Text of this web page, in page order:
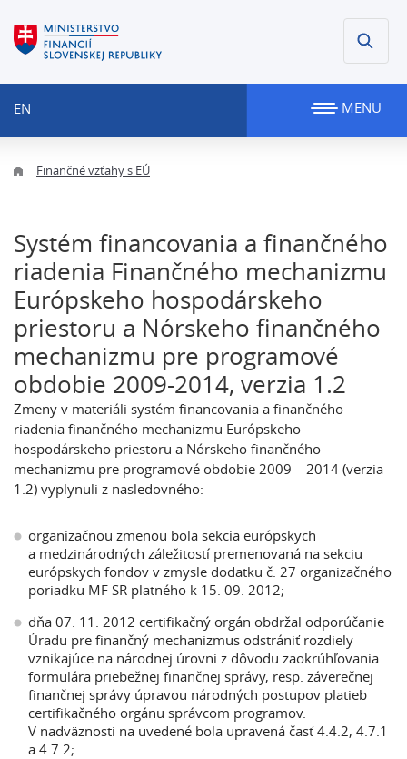
EN MENU
Finančné vzťahy s EÚ
Systém financovania a finančného
riadenia Finančného mechanizmu
Európskeho hospodárskeho
priestoru a Nórskeho finančného
mechanizmu pre programové
obdobie 2009-2014, verzia 1.2
Zmeny v materiáli systém financovania a finančného
riadenia finančného mechanizmu Európskeho
hospodárskeho priestoru a Nórskeho finančného
mechanizmu pre programové obdobie 2009 – 2014 (verzia
1.2) vyplynuli z nasledovného:
organizačnou zmenou bola sekcia európskych
a medzinárodných záležitostí premenovaná na sekciu
európskych fondov v zmysle dodatku č. 27 organizačného
poriadku MF SR platného k 15. 09. 2012;
dňa 07. 11. 2012 certifikačný orgán obdržal odporúčanie
Úradu pre finančný mechanizmus odstrániť rozdiely
vznikajúce na národnej úrovni z dôvodu zaokrúhľovania
formulára priebežnej finančnej správy, resp. záverečnej
finančnej správy úpravou národných postupov platieb
certifikačného orgánu správcom programov.
V nadväznosti na uvedené bola upravená časť 4.4.2, 4.7.1
a 4.7.2;